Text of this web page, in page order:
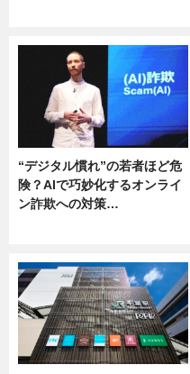
“デジタル慣れ”の若者ほど危
険？AIで巧妙化するオンライ
ン詐欺への対策…